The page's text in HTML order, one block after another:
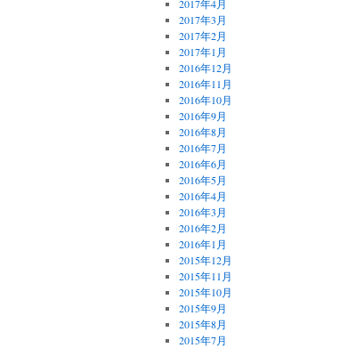
2017年4月
2017年3月
2017年2月
2017年1月
2016年12月
2016年11月
2016年10月
2016年9月
2016年8月
2016年7月
2016年6月
2016年5月
2016年4月
2016年3月
2016年2月
2016年1月
2015年12月
2015年11月
2015年10月
2015年9月
2015年8月
2015年7月